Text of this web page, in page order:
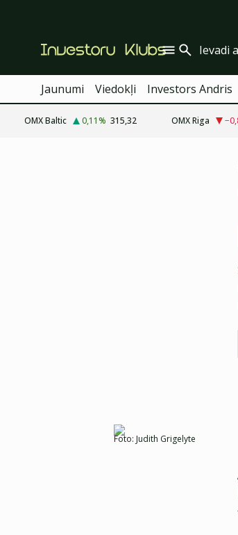
Jaunumi Viedokļi Investors Andris
OMX Baltic 0,11% 315,32 OMX Riga
Foto: Judith Grigelyte